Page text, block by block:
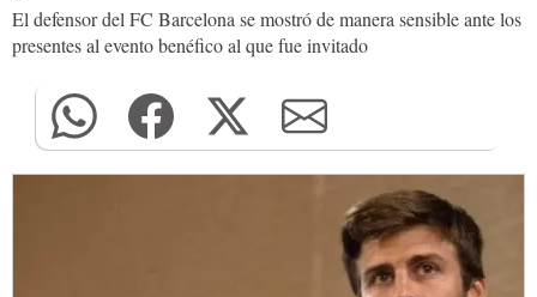
El defensor del FC Barcelona se mostró de manera sensible ante los
presentes al evento benéfico al que fue invitado